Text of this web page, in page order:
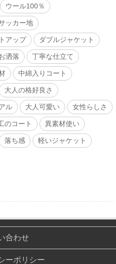
ウール100％
ッカー地
アップ ダブルジャケット
洒落 丁寧な仕立て
中綿入りコート
大人の格好良さ
ル 大人可愛い 女性らしさ
のコート 異素材使い
落ち感 軽いジャケット
合わせ
ーポリシー